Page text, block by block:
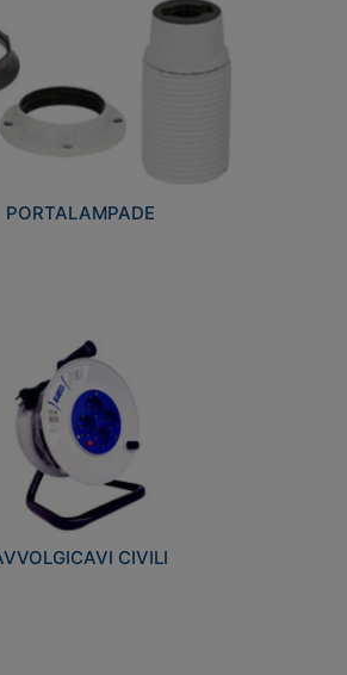
PORTALAMPADE
CIVILI